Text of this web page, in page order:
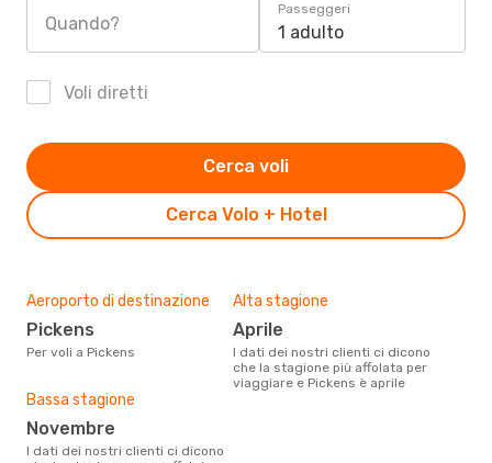
Quando?
Passeggeri
1 adulto
Voli diretti
Cerca Volo + Hotel
Cerca voli
Aeroporto di destinazione
Pickens
Per voli a Pickens
Alta stagione
aprile
I dati dei nostri clienti ci dicono
che la stagione più affolata per
viaggiare e Pickens è aprile
Bassa stagione
novembre
I dati dei nostri clienti ci dicono